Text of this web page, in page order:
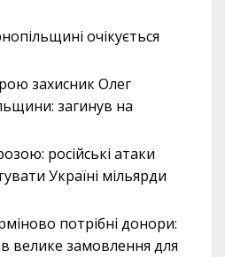
очікується
захисник Олег
загинув на
російські атаки
Україні мільярди
потрібні донори:
велике замовлення для